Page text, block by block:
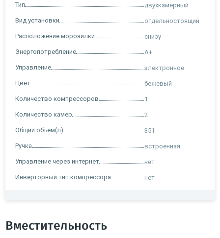
Тип двухкамерный
Вид установки отдельностоящий
Расположение морозилки снизу
Энергопотребление A+
Управление электронное
Цвет бежевый
Количество компрессоров 1
Количество камер 2
Общий объём(л) 351
Ручка встроенная
Управление через интернет нет
Инверторный тип компрессора нет
Вместительность